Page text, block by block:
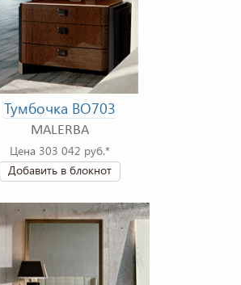
Тумбочка BO703
MALERBA
Цена 303 042 руб.*
Добавить в блокнот